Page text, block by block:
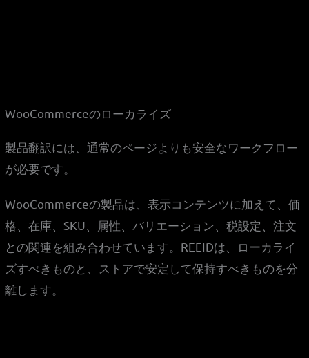
WooCommerceのローカライズ
製品翻訳には、通常のページよりも安全なワークフロー
が必要です。
WooCommerceの製品は、表示コンテンツに加えて、価
格、在庫、SKU、属性、バリエーション、税設定、注文
との関連を組み合わせています。REEIDは、ローカライ
ズすべきものと、ストアで安定して保持すべきものを分
離します。